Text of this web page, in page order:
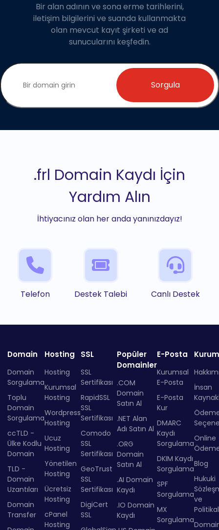
Bir alan adının ve sona erme tarihlerini,
iletişim bilgilerini ve suanda kullanmakta
olan mevcut kayıt şirketi ve ad
sunucularını keşfedin.
Sorgula
.frl Domain Kaydı İçin
Yardım Alın
İhtiyacınız olan her anda yanınızdayız!
Telefon Destek Talebi Canlı Destek
Domain
Domain
Sorgulama
Toplu
Domain
Sorgulama
ccTLD -
Ülke Kodlu
Domain
TLD -
Domain
Uzantıları
Domain
Transfer
Hosting
Hosting
Kurumsal
Hosting
Wordpress
Hosting
Ucuz
Hosting
Yönetilen
Hosting
Ücretsiz
Hosting
cPanel
Hosting
SSL
SSL
Sertifikası
RapidSSL
SSL
Sertifikası
Comodo
SSL
Sertifikası
GeoTrust
SSL
Sertifikası
DigiCert
SSL
Popüler
Domainler
.COM
Domain
Satın Al
.NET Alan
Adı Satın Al
.ORG
Domain
Satın Al
.AI Domain
Kaydı
.IO Domain
Kaydı
E-Posta
Kurumsal
E-Posta
E-Posta
Kur
DMARC
Kaydı
Sorgulama
DKIM Kaydı
Sorgulama
SPF
Sorgulama
MX
Sorgulama
İnsan
Online
Blog
Hukuki
ve